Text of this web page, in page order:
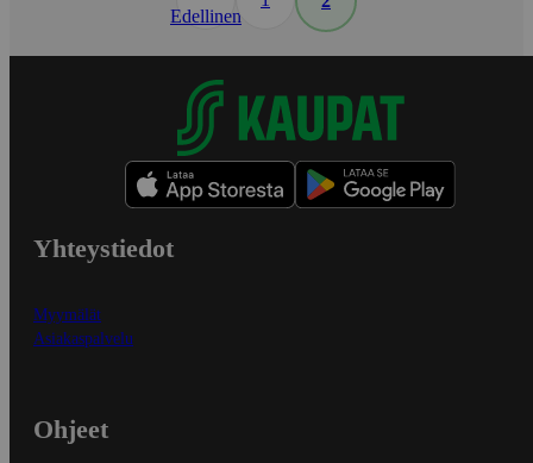
Edellinen
Yhteystiedot
Myymälät
Asiakaspalvelu
Ohjeet